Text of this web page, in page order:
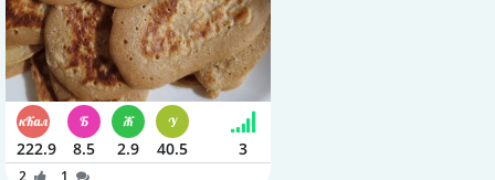
222.9 8.5 2.9 40.5 3
2 1